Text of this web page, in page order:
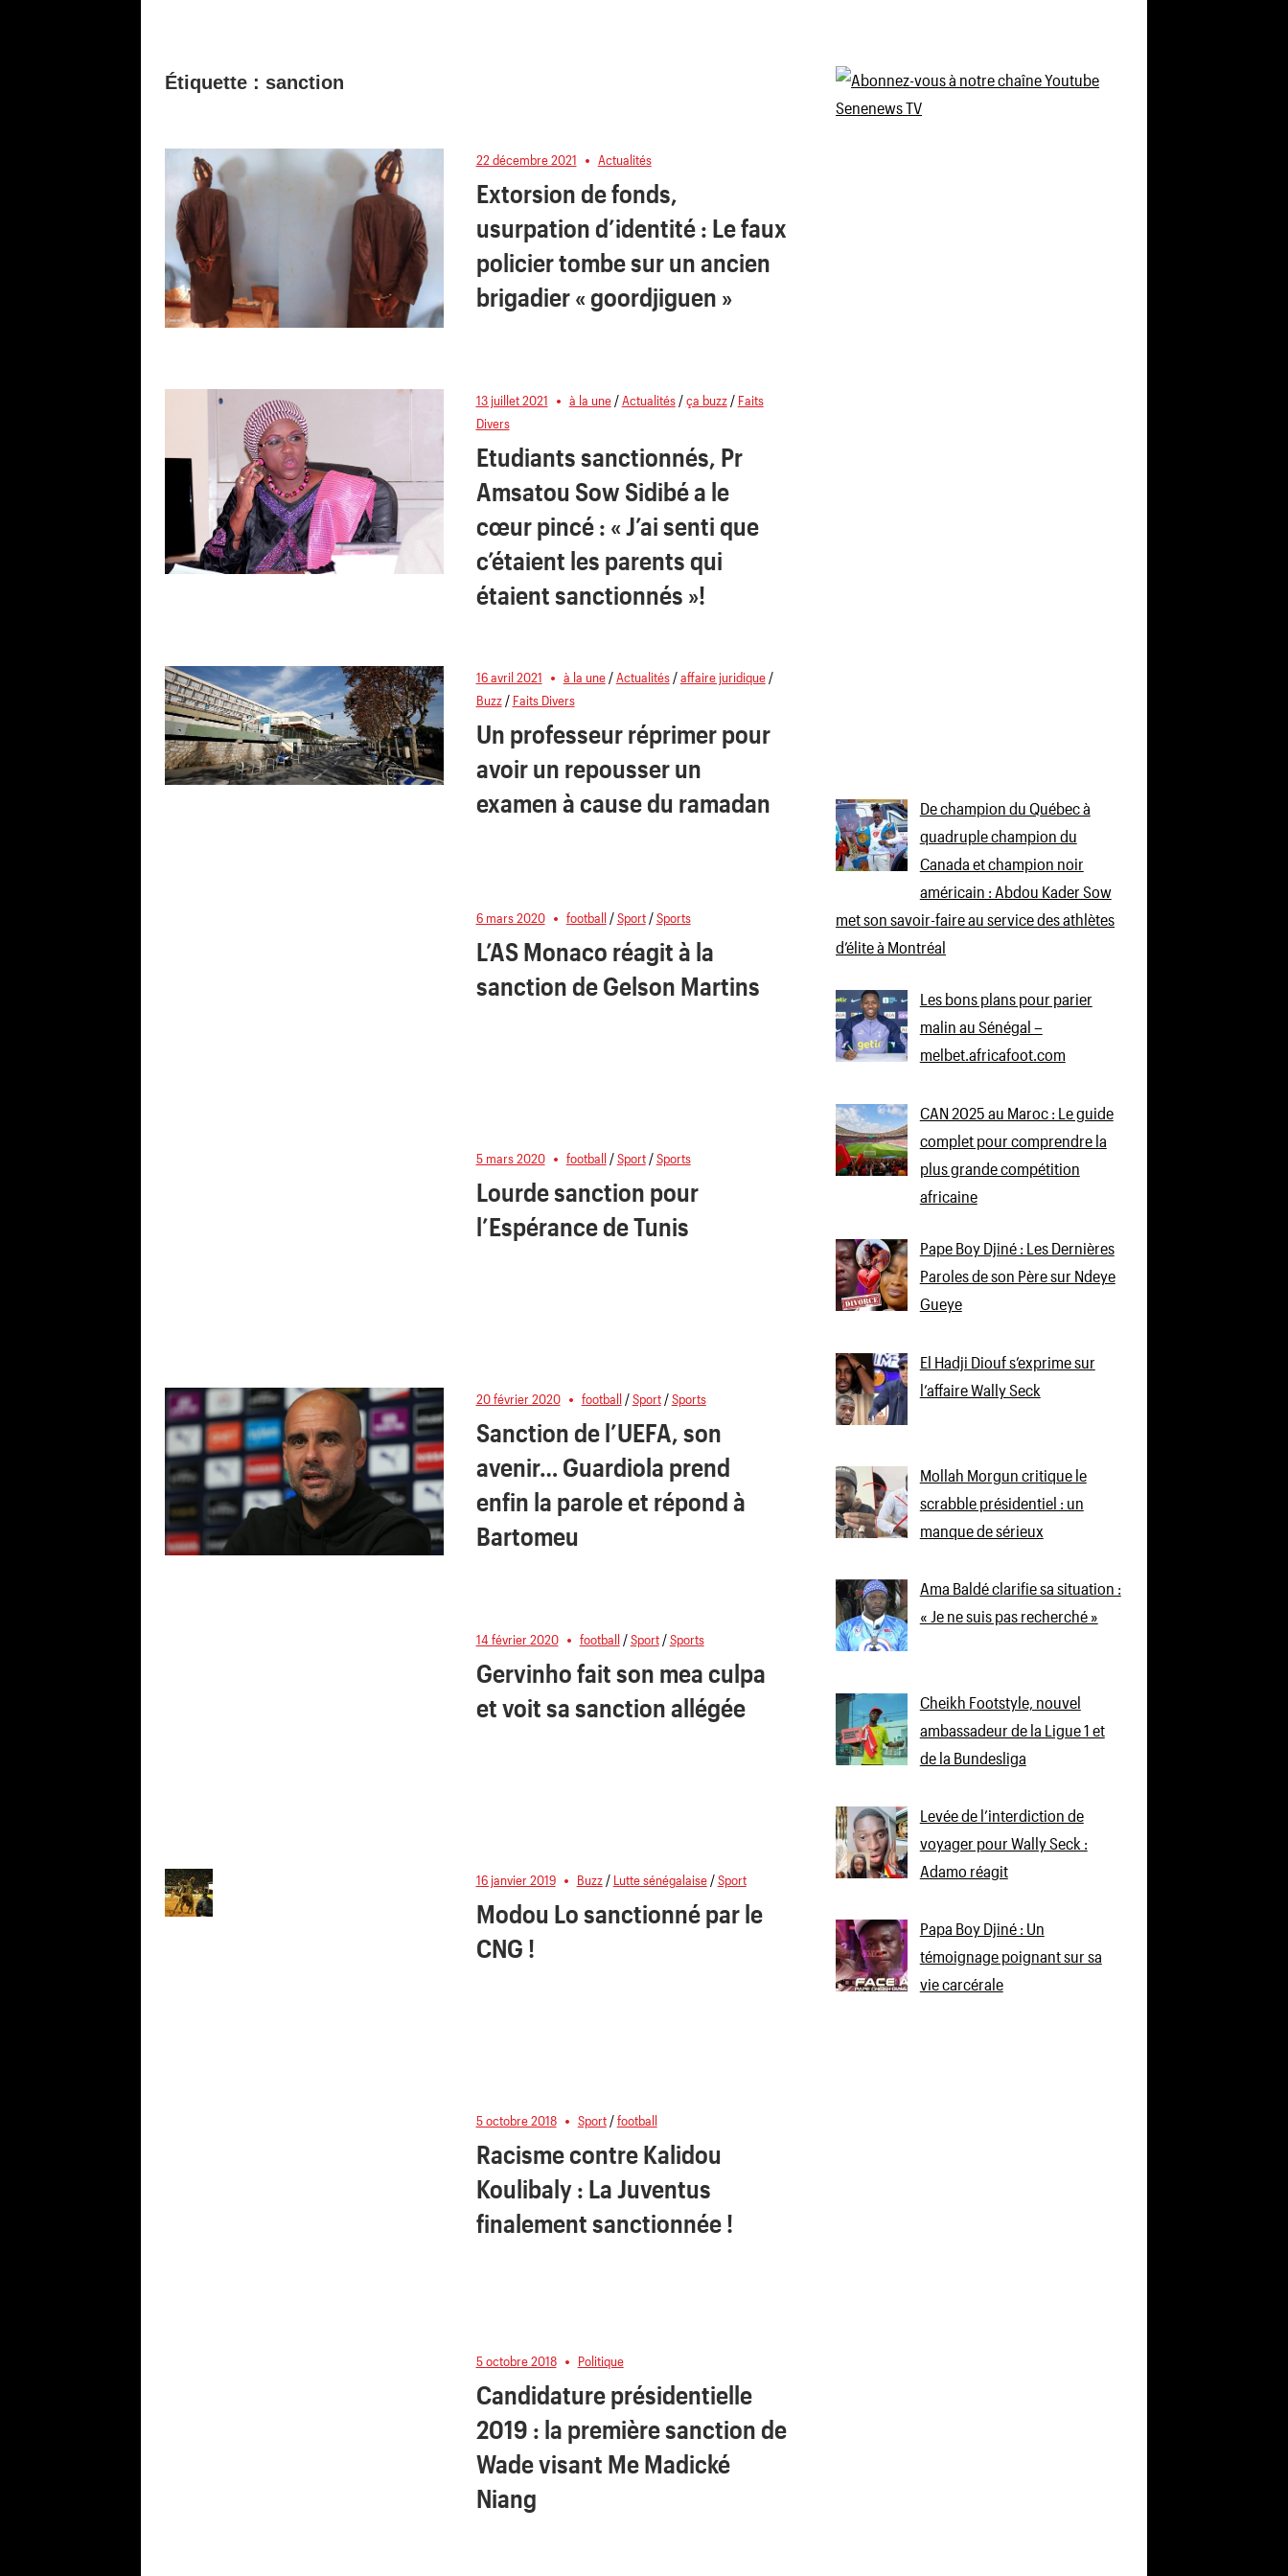
Étiquette : sanction
22 décembre 2021 Actualités
Extorsion de fonds,
usurpation d’identité : Le faux
policier tombe sur un ancien
brigadier « goordjiguen »
13 juillet 2021 à la une/Actualités/ça buzz/ Faits
Divers
Etudiants sanctionnés, Pr
Amsatou Sow Sidibé a le
cœur pincé : « J’ai senti que
c’étaient les parents qui
étaient sanctionnés »!
16 avril 2021 à la une/Actualités/affaire juridique/
Buzz/ Faits Divers
Un professeur réprimer pour
avoir un repousser un
examen à cause du ramadan
6 mars 2020 football/Sport/Sports
L’AS Monaco réagit à la
sanction de Gelson Martins
5 mars 2020 football/Sport/Sports
Lourde sanction pour
l’Espérance de Tunis
20 février 2020 football/Sport/Sports
Sanction de l’UEFA, son
avenir… Guardiola prend
enfin la parole et répond à
Bartomeu
14 février 2020 football/Sport/Sports
Gervinho fait son mea culpa
et voit sa sanction allégée
16 janvier 2019 Buzz/ Lutte sénégalaise/Sport
Modou Lo sanctionné par le
CNG !
5 octobre 2018 Sport/football
Racisme contre Kalidou
Koulibaly : La Juventus
finalement sanctionnée !
5 octobre 2018 Politique
Candidature présidentielle
2019 : la première sanction de
Wade visant Me Madické
Niang
De champion du Québec à
quadruple champion du
Canada et champion noir
américain : Abdou Kader Sow
met son savoir-faire au service des athlètes
d’élite à Montréal
Les bons plans pour parier
malin au Sénégal –
melbet.africafoot.com
CAN 2025 au Maroc : Le guide
complet pour comprendre la
plus grande compétition
africaine
Pape Boy Djiné : Les Dernières
Paroles de son Père sur Ndeye
Gueye
El Hadji Diouf s’exprime sur
l’affaire Wally Seck
Mollah Morgun critique le
scrabble présidentiel : un
manque de sérieux
Ama Baldé clarifie sa situation :
« Je ne suis pas recherché »
Cheikh Footstyle, nouvel
ambassadeur de la Ligue 1 et
de la Bundesliga
Levée de l’interdiction de
voyager pour Wally Seck :
Adamo réagit
Papa Boy Djiné : Un
témoignage poignant sur sa
vie carcérale